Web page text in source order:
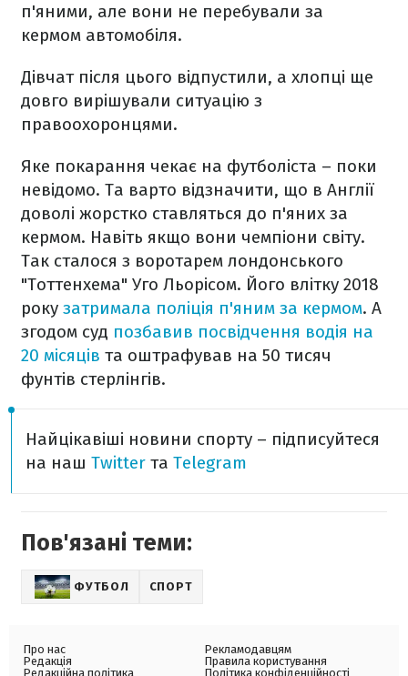
п'яними, але вони не перебували за
кермом автомобіля.
Дівчат після цього відпустили, а хлопці ще
довго вирішували ситуацію з
правоохоронцями.
Яке покарання чекає на футболіста – поки
невідомо. Та варто відзначити, що в Англії
доволі жорстко ставляться до п'яних за
кермом. Навіть якщо вони чемпіони світу.
Так сталося з воротарем лондонського
"Тоттенхема" Уго Льорісом. Його влітку 2018
року затримала поліція п'яним за кермом. А
згодом суд позбавив посвідчення водія на
20 місяців та оштрафував на 50 тисяч
фунтів стерлінгів.
Найцікавіші новини спорту – підписуйтеся
на наш Twitter та Telegram
Пов'язані теми:
ФУТБОЛ СПОРТ
Про нас
Редакція
Редакційна політика
Рекламодавцям
Правила користування
Політика конфіденційності